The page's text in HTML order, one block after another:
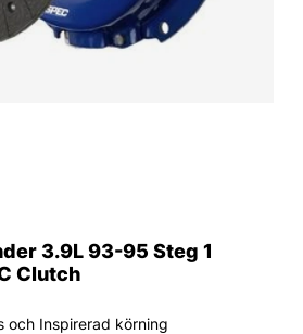
3.9L 93-95 Steg 1
Clutch
och Inspirerad körning